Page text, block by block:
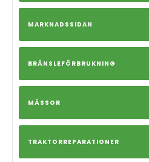
MARKNADSSIDAN
BRÄNSLEFÖRBRUKNING
MÄSSOR
TRAKTORREPARATIONER